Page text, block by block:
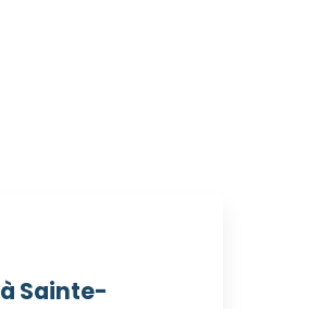
Sainte-